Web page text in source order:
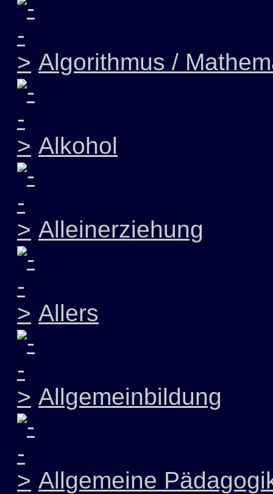
Algorithmus /
Alkohol
Alleinerziehung
Allers
Allgemeinbildung
Allgemeine